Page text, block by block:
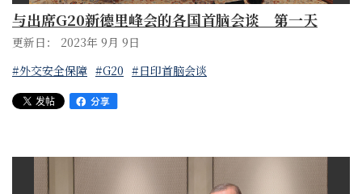
与出席G20新德里峰会的各国首脑会谈 第一天
更新日： 2023年 9月 9日
#外交安全保障 #G20 #日印首脑会谈